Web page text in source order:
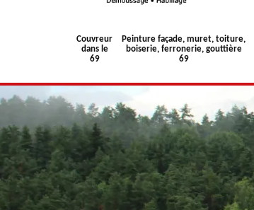
Couvreur
dans le
69
Peinture façade, muret, toiture,
boiserie, ferronerie, gouttière
69